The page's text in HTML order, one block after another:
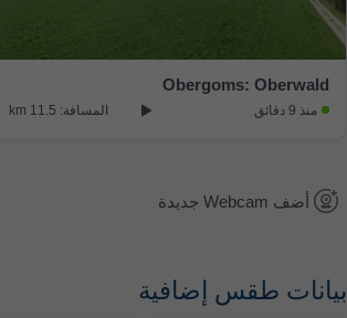
Obergoms: Oberwald
منذ 9 دقائق المسافة: 11.5 km
أضف Webcam جديدة
بيانات طقس إضافية